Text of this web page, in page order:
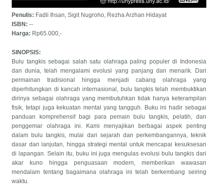
Penulis: Fadli Ihsan, Sigit Nugroho, Rezha Arzhan Hidayat
ISBN:--
Harga: Rp65.000,-
SINOPSIS:
Bulu tangkis sebagai salah satu olahraga paling populer di Indonesia
dan dunia, telah mengalami evolusi yang panjang dan menarik. Dari
permainan tradisional hingga menjadi cabang olahraga yang
diperhitungkan di kancah internasional, bulu tangkis telah membuktikan
dirinya sebagai olahraga yang membutuhkan tidak hanya keterampilan
fisik, tetapi juga kekuatan mental yang tangguh. Buku ini hadir sebagai
panduan komprehensif bagi para pemain bulu tangkis, pelatih, dan
penggemar olahraga ini. Kami menyajikan berbagai aspek penting
dalam bulu tangkis, mulai dari sejarah dan perkembangannya, teknik
dasar dan lanjutan, hingga strategi mental untuk mencapai kesuksesan
di lapangan. Selain itu, buku ini juga mengulas evolusi bulu tangkis dari
akar kuno hingga penguasaan modern, memberikan wawasan
mendalam tentang bagaimana olahraga ini telah berkembang seiring
waktu.